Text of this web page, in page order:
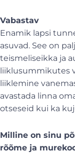
Vabastav
Enamik lapsi
asuvad. See on
teismeliseikka ja
liiklusummikutes
liiklemine
avastada linna
otseseid kui ka
Milline on sinu
rõõme ja